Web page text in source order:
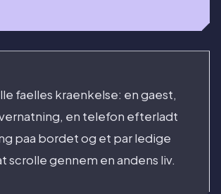
faelles kraenkelse: en gaest,
en telefon efterladt
paa bordet og et par ledige
scrolle gennem en andens liv.